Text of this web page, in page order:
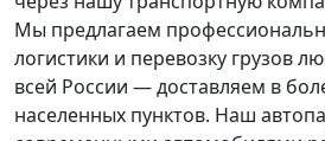
Мы предлагаем
логистики и перевозку грузов
всей России — доставляем в
населенных пунктов. Наш